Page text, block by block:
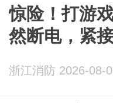
惊险！打游
然断电，紧
浙江消防 2026-08-